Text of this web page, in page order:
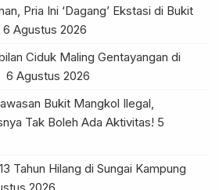
Pria Ini ‘Dagang’ Ekstasi di Bukit
6 Agustus 2026
Ciduk Maling Gentayangan di
6 Agustus 2026
Bukit Mangkol Ilegal,
Tak Boleh Ada Aktivitas! 5
Tahun Hilang di Sungai Kampung